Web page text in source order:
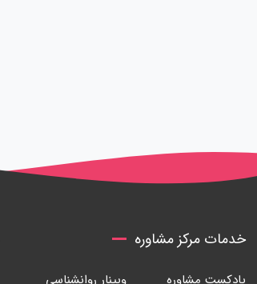
خدمات مرکز مشاوره
پادکست مشاوره وبینار روانشناسی